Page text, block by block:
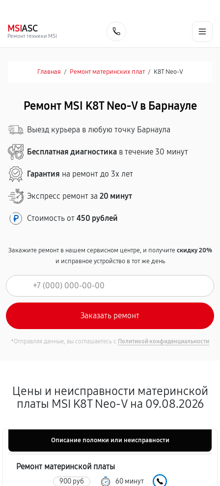
MSIASC
Ремонт техники MSI
Главная / Ремонт материнских плат / K8T Neo-V
Ремонт MSI K8T Neo-V в Барнауле
Выезд курьера в любую точку Барнаула
Бесплатная диагностика в течение 30 минут
Гарантия на ремонт до 3х лет
Экспресс ремонт за 20 минут
Стоимость от 450 рублей
Закажите ремонт в нашем сервисном центре, и получитескидку 20%
и исправное устройство в тот же день
*Отправляя данные, вы соглашаетесь с Политикой конфиденциальности
Цены и неисправности материнской
платы MSI K8T Neo-V на 09.08.2026
Описание поломки или неисправности
Ремонт материнской платы
900 руб 60 минут